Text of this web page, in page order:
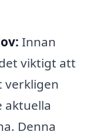
Innan
viktigt att
verkligen
aktuella
Denna